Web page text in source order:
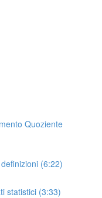
Quoziente
(6:22)
statistici (3:33)